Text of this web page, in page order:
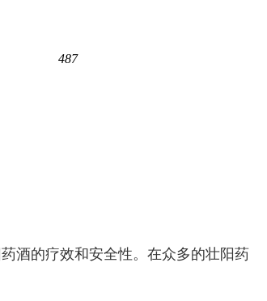
487
酒的疗效和安全性。在众多的壮阳药